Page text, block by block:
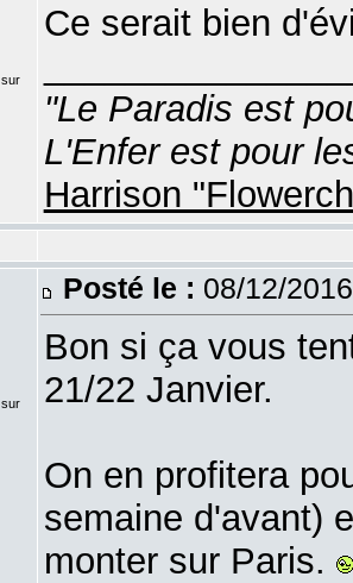
Ce serait bien
"Le Paradis est
L'Enfer est pour
Harrison
Posté le : 08/12/
Bon si ça vous
21/22 Janvier.
On en profitera
semaine d'avant)
monter sur Paris.